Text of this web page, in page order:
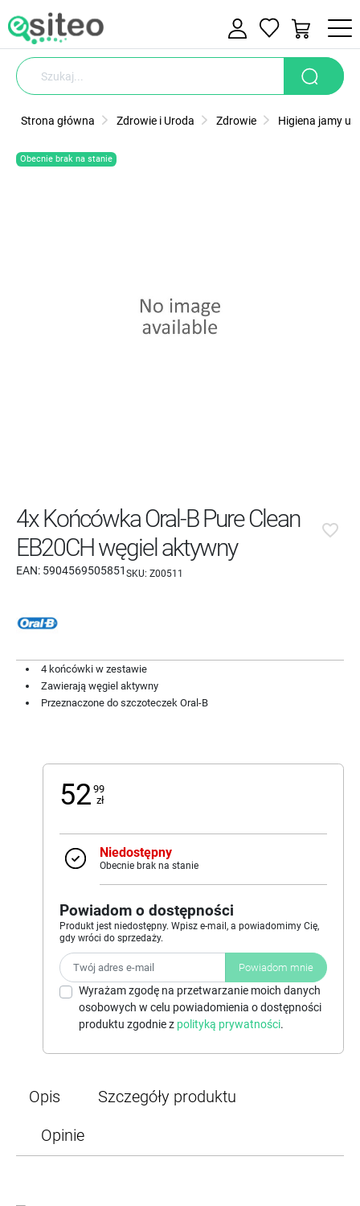
Strona główna Zdrowie i Uroda Zdrowie Higiena jamy
Obecnie brak na stanie
4x Końcówka Oral-B Pure Clean
EB20CH węgiel aktywny
EAN: 5904569505851 SKU: Z00511
favorite_border
4 końcówki w zestawie
Zawierają węgiel aktywny
Przeznaczone do szczoteczek Oral-B
52 99
zł
Niedostępny
Obecnie brak na stanie
Powiadom o dostępności
Produkt jest niedostępny. Wpisz e-mail, a powiadomimy Cię,
gdy wróci do sprzedaży.
Powiadom mnie
Wyrażam zgodę na przetwarzanie moich danych
osobowych w celu powiadomienia o dostępności
produktu zgodnie z polityką prywatności.
Opis
Szczegóły produktu
Opinie